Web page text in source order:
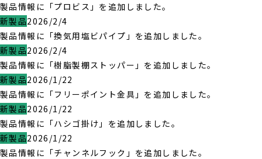
製品情報に「プロビス」を追加しました。
新製品2026/2/4
製品情報に「換気用塩ビパイプ」を追加しました。
新製品2026/2/4
製品情報に「樹脂製棚ストッパー」を追加しました。
新製品2026/1/22
製品情報に「フリーポイント金具」を追加しました。
新製品2026/1/22
製品情報に「ハシゴ掛け」を追加しました。
新製品2026/1/22
製品情報に「チャンネルフック」を追加しました。